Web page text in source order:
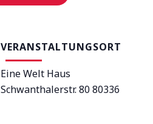
VERANSTALTUNGSORT
Eine Welt Haus
Schwanthalerstr. 8080336